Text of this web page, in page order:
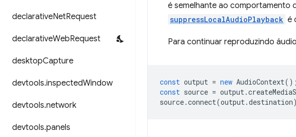
declarativeNetRequest
declarativeWebRequest
desktopCapture
devtools.inspectedWindow
devtools.network
devtools.panels
é semelhante ao comportamento
suppressLocalAudioPlayback é
Para continuar reproduzindo
const output = new AudioContext();
const source = output.
source.connect(output.destination